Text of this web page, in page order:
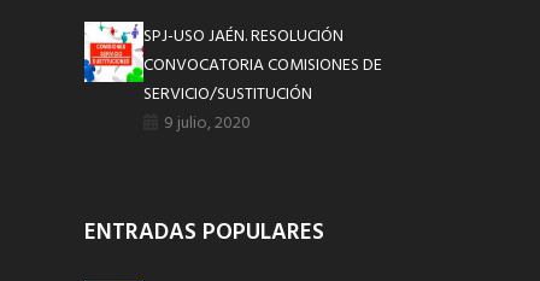
SPJ-USO JAÉN. RESOLUCIÓN
CONVOCATORIA COMISIONES DE
SERVICIO/SUSTITUCIÓN
9 julio, 2020
ENTRADAS POPULARES